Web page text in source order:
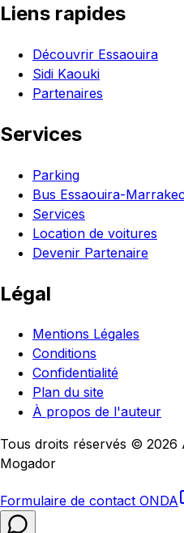
Liens rapides
Découvrir Essaouira
Sidi Kaouki
Partenaires
Services
Parking
Bus Essaouira-
Services
Location de voitures
Devenir Partenaire
Légal
Mentions Légales
Conditions
Confidentialité
Plan du site
À propos de l'auteur
Tous droits réservés © 2026
Mogador
Formulaire de contact ONDA